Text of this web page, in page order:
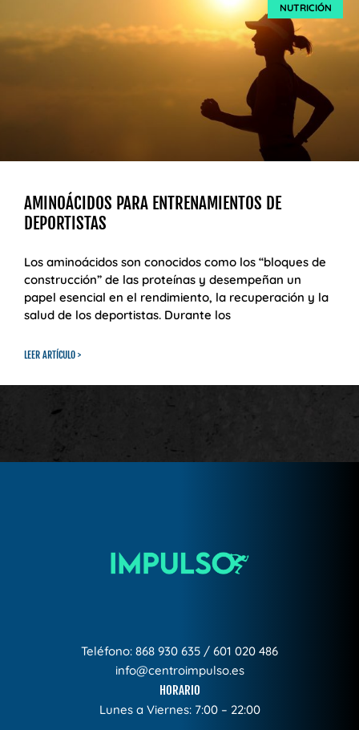
NUTRICIÓN
AMINOÁCIDOS PARA ENTRENAMIENTOS DE
DEPORTISTAS
Los aminoácidos son conocidos como los “bloques de
construcción” de las proteínas y desempeñan un
papel esencial en el rendimiento, la recuperación y la
salud de los deportistas. Durante los
LEER ARTÍCULO >
Teléfono: 868 930 635 / 601 020 486
info@centroimpulso.es
HORARIO
Lunes a Viernes: 7:00 – 22:00